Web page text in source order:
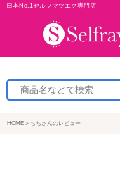
日本No.1セルフマツエク専門店
HOME ちちさんのレビュー